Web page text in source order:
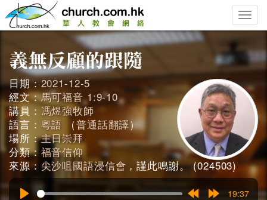
Toggle
日期：2021-12-5
經文：馬可福音 1:9-10
講員：馮煜強牧師
語言： 粵語 （普通話翻譯）
場所：主日崇拜
分類： 福音信仰
來源： 尖沙咀國語浸信會 ，謹此鳴謝。 (024503)
19:37